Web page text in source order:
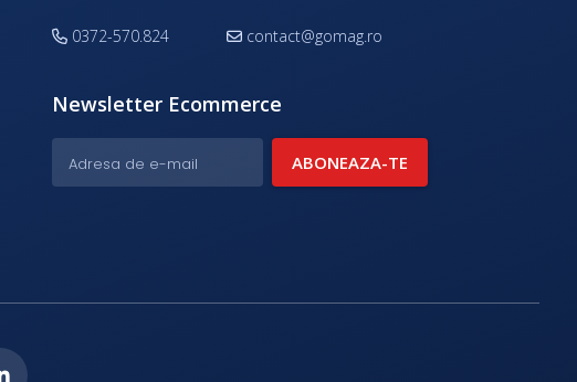
0372-570.824 contact@gomag.ro
Newsletter Ecommerce